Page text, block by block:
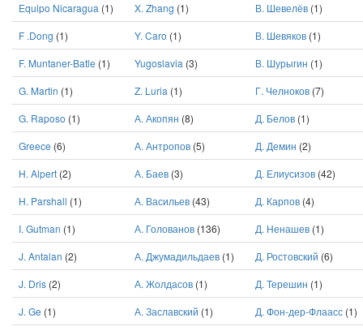
Equipo Nicaragua (1) X. Zhang (1) В. Шевелёв (1)
F .Dong (1) Y. Caro (1) В. Шевяков (1)
F. Muntaner-Batle (1) Yugoslavia (3) В. Шурыгин (1)
G. Martin (1) Z. Luria (1) Г. Челноков (7)
G. Raposo (1) А. Акопян (8) Д. Белов (1)
Greece (6) А. Антропов (5) Д. Демин (2)
H. Alpert (2) А. Баев (3) Д. Елиусизов (42)
H. Parshall (1) А. Васильев (43) Д. Карпов (4)
I. Gutman (1) А. Голованов (136) Д. Ненашев (1)
J. Antalan (2) А. Джумадильдаев (1) Д. Ростовский (6)
J. Dris (2) А. Жолдасов (1) Д. Терешин (1)
J. Ge (1) А. Заславский (1) Д. Фон-дер-Флаасс (1)